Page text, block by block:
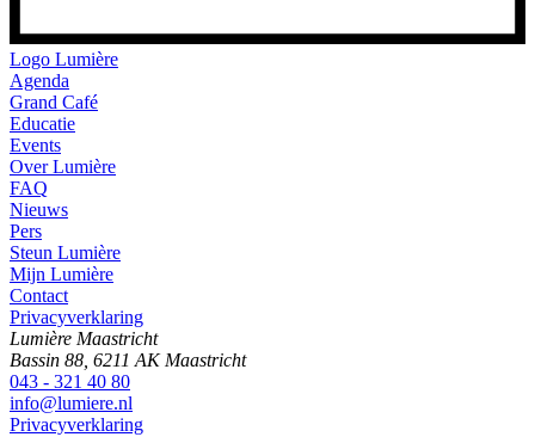
Logo Lumière
Agenda
Grand Café
Educatie
Events
Over Lumière
FAQ
Nieuws
Pers
Steun Lumière
Mijn Lumière
Contact
Privacyverklaring
Lumière Maastricht
Bassin 88, 6211 AK Maastricht
043 - 321 40 80
info@lumiere.nl
Privacyverklaring